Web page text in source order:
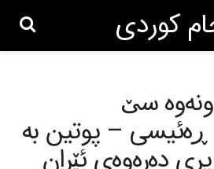
سێ
ڕەئیسی – پوتین بە
دەرەوەی ئێران